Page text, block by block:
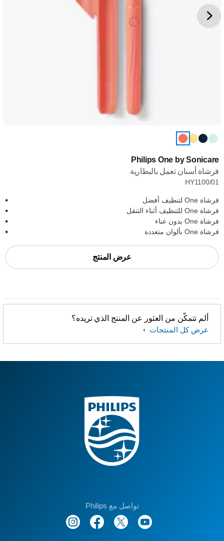
Philips One by Sonicare
فرشاة أسنان تعمل بالبطارية
HY1100/01
فرشاة One لتنظيف أفضل
فرشاة One للتنظيف أثناء التنقل
فرشاة One بدون عناء
فرشاة One بألوان متعددة
عرض المنتج
ألم تتمكّن من العثور عن المنتج الذي تريده؟
عرض كل المنتجات
تواصل مع Philips